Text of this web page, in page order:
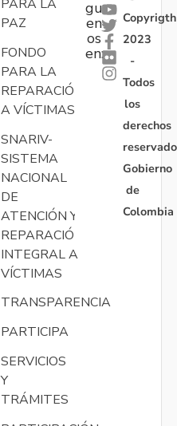
PARA LA
PAZ
FONDO
PARA LA
REPARACIÓN
A VÍCTIMAS
SNARIV-
SISTEMA
NACIONAL
DE
ATENCIÓN Y
REPARACIÓN
INTEGRAL A
VÍCTIMAS
TRANSPARENCIA
PARTICIPA
SERVICIOS
Y
TRÁMITES
gu
en
os
en:
Copyrigth
2023
-
Todos
los
derechos
Gobierno
de
Colombia